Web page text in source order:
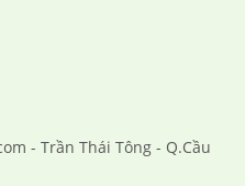
- Trần Thái Tông - Q.Cầu